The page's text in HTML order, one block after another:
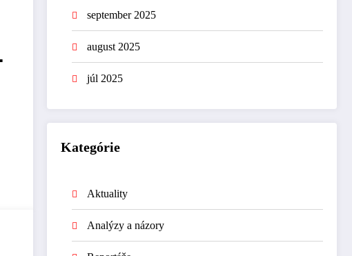
september 2025
august 2025
júl 2025
Kategórie
Aktuality
Analýzy a názory